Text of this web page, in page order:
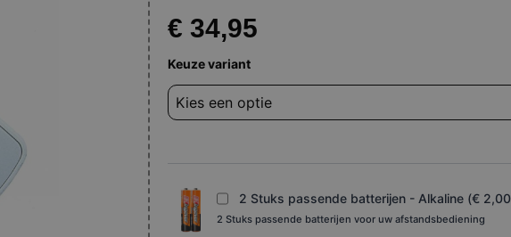
€ 34,95
Keuze variant
2 Stuks passende batterijen - Alkaline (€ 2,00
2 Stuks passende batterijen voor uw afstandsbediening
Afstandsbediening
rd-
434e